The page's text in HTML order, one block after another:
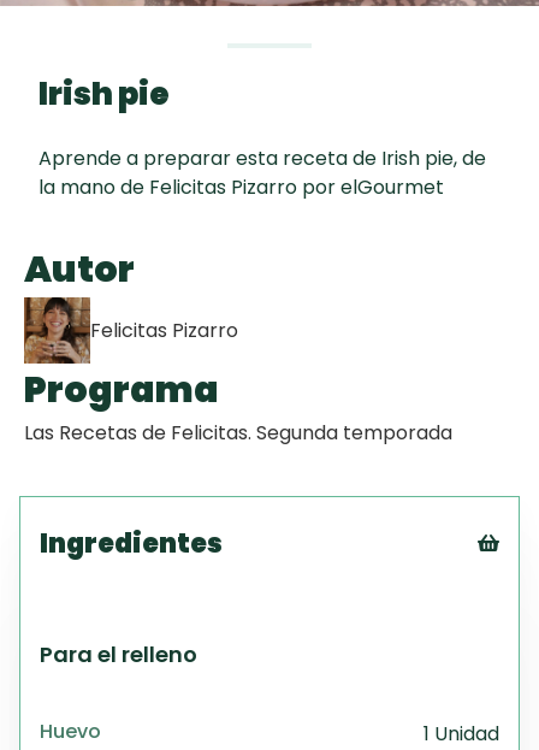
Key Lime Pie
Irish pie
Aprende a preparar esta receta de Irish pie, de
la mano de Felicitas Pizarro por elGourmet
Autor
Felicitas Pizarro
Programa
Las Recetas de Felicitas. Segunda temporada
Ingredientes
Para el relleno
Huevo 1 Unidad